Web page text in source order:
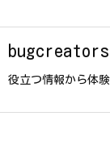
役立つ情報から体